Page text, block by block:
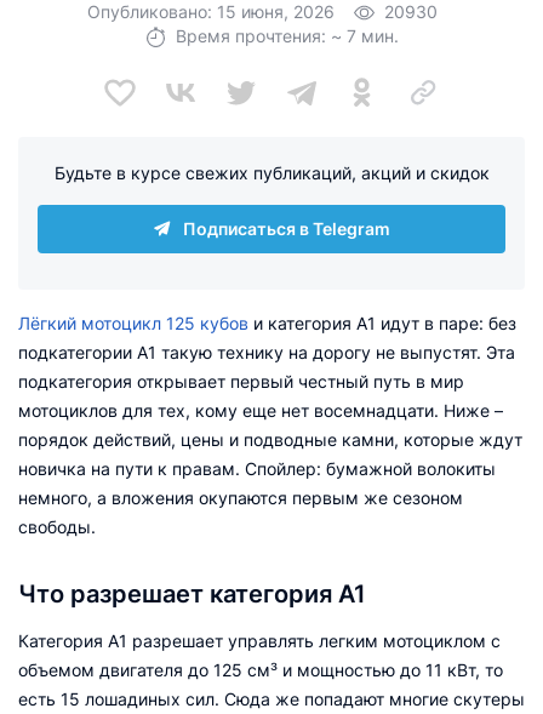
Опубликовано: 15 июня, 2026
20930
Время прочтения: ~ 7 мин.
Будьте в курсе свежих публикаций, акций и скидок
Подписаться в Telegram
Лёгкий мотоцикл 125 кубов и категория А1 идут в паре: без
подкатегории А1 такую технику на дорогу не выпустят. Эта
подкатегория открывает первый честный путь в мир
мотоциклов для тех, кому еще нет восемнадцати. Ниже –
порядок действий, цены и подводные камни, которые ждут
новичка на пути к правам. Спойлер: бумажной волокиты
немного, а вложения окупаются первым же сезоном
свободы.
Что разрешает категория А1
Категория А1 разрешает управлять легким мотоциклом с
объемом двигателя до 125 см³ и мощностью до 11 кВт, то
есть 15 лошадиных сил. Сюда же попадают многие скутеры